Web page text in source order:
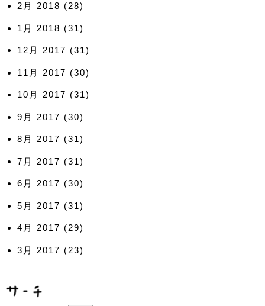
2月 2018 (28)
1月 2018 (31)
12月 2017 (31)
11月 2017 (30)
10月 2017 (31)
9月 2017 (30)
8月 2017 (31)
7月 2017 (31)
6月 2017 (30)
5月 2017 (31)
4月 2017 (29)
3月 2017 (23)